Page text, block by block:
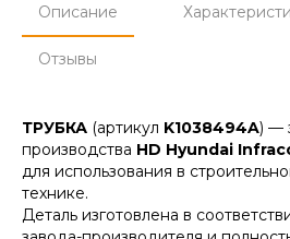
Описание
Отзывы
ТРУБКА (артикул K1038494A) —
производства HD Hyundai
для использования в
технике.
Деталь изготовлена в